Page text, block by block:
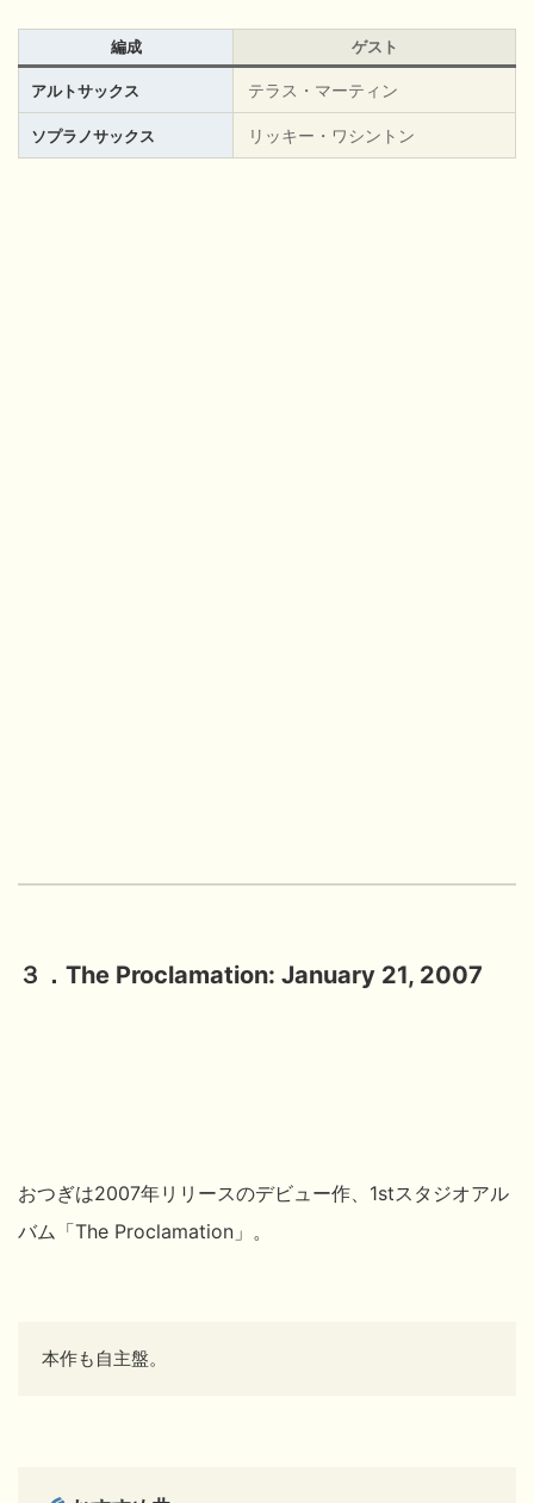
編成 ゲスト
アルトサックス テラス・マーティン
ソプラノサックス リッキー・ワシントン
３．The Proclamation: January 21, 2007
おつぎは2007年リリースのデビュー作、1stスタジオアル
バム「The Proclamation」。
本作も自主盤。